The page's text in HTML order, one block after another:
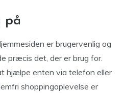
på
er brugervenlig og
præcis det, der er brug for.
hjælpe enten via telefon eller
shoppingoplevelse er